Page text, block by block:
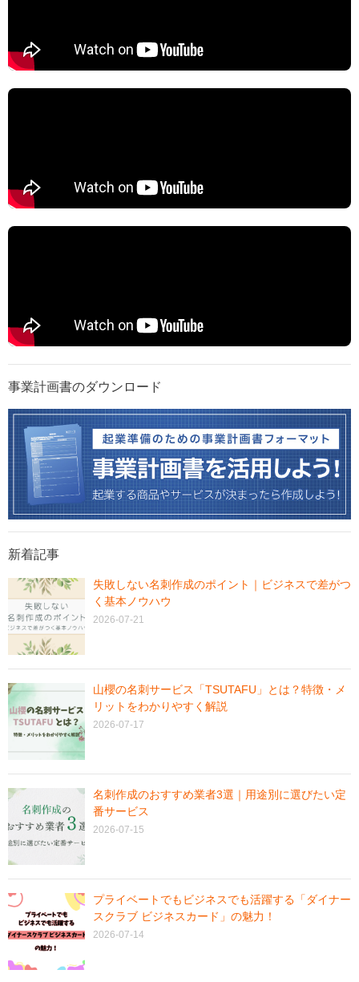
事業計画書のダウンロード
新着記事
失敗しない名刺作成のポイント｜ビジネスで差がつ
く基本ノウハウ
2026-07-21
山櫻の名刺サービス「TSUTAFU」とは？特徴・メ
リットをわかりやすく解説
2026-07-17
名刺作成のおすすめ業者3選｜用途別に選びたい定
番サービス
2026-07-15
プライベートでもビジネスでも活躍する「ダイナー
スクラブ ビジネスカード」の魅力！
2026-07-14